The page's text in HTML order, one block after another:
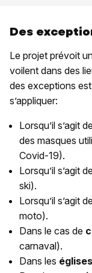
Des
Le projet prévoit
voilent dans des
des exceptions
s’appliquer:
Lorsqu’il s’agit
des masques
Covid-19).
Lorsqu’il s’agit de
ski).
Lorsqu’il s’agit
moto).
Dans le cas de
carnaval).
Dans les